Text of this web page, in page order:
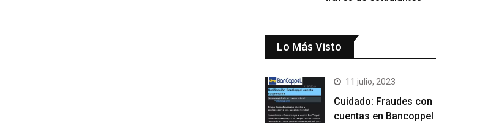
Lo Más Visto
11 julio, 2023
Cuidado: Fraudes con
cuentas en Bancoppel